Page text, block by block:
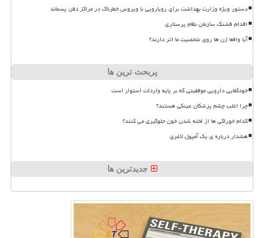
دستور ویژه وزارت بهداشت برای رویارویی با ویروس خطرناک در مراکز دفن پسماند
اقدام قشنگ سازمان نظام پرستاری
آیا واقعا ژن ها روی شخصیت ما اثر دارند؟
پربحث ترین ها
خودکفایی دارویی موفقیتی که بر پایه واردات استوار است
چرا اغلب چشم پزشکان عینکی هستند؟
کدام خوراکی ها از لخته شدن خون جلوگیری می کنند؟
هشدار درباره ی یک آمپول لاغری
جدیدترین ها